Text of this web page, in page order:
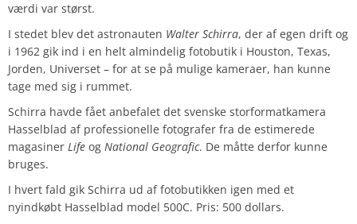
værdi var størst.
I stedet blev det astronauten Walter Schirra, der af egen drift og
i 1962 gik ind i en helt almindelig fotobutik i Houston, Texas,
Jorden, Universet – for at se på mulige kameraer, han kunne
tage med sig i rummet.
Schirra havde fået anbefalet det svenske storformatkamera
Hasselblad af professionelle fotografer fra de estimerede
magasiner Life og National Geografic. De måtte derfor kunne
bruges.
I hvert fald gik Schirra ud af fotobutikken igen med et
nyindkøbt Hasselblad model 500C. Pris: 500 dollars.